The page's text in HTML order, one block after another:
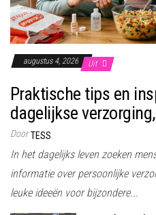
augustus 4, 2026 Uit
Praktische tips en
dagelijkse
Door TESS
In het dagelijks leven zoeken
informatie over persoonlijke
leuke ideeën voor bijzondere...